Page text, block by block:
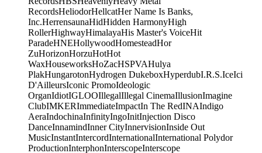
RecordsHeliodorHellcatHer Name Is Banks,
Inc.HerrensaunaHidHidden HarmonyHigh
RollerHighwayHimalayaHis Master's VoiceHit
ParadeHNEHollywoodHomesteadHor
ZuHorizonHorzuHotHot
WaxHouseworksHoZacHSPVAHulya
PlakHungarotonHydrogen DukeboxHyperdubI.R.S.IceIci
D'AilleursIconic PromoIdeologic
OrganIdiotIGLOOIllegalIllegal CinemaIllusionImagine
ClubIMKERImmediateImpactIn The RedINAIndigo
AeraIndochinaInfinityIngoInitInjection Disco
DanceInnamindInner CityInnervisionInside Out
MusicInstantIntercordInternationalInternational Polydor
ProductionInterphonInterscopeInterscope